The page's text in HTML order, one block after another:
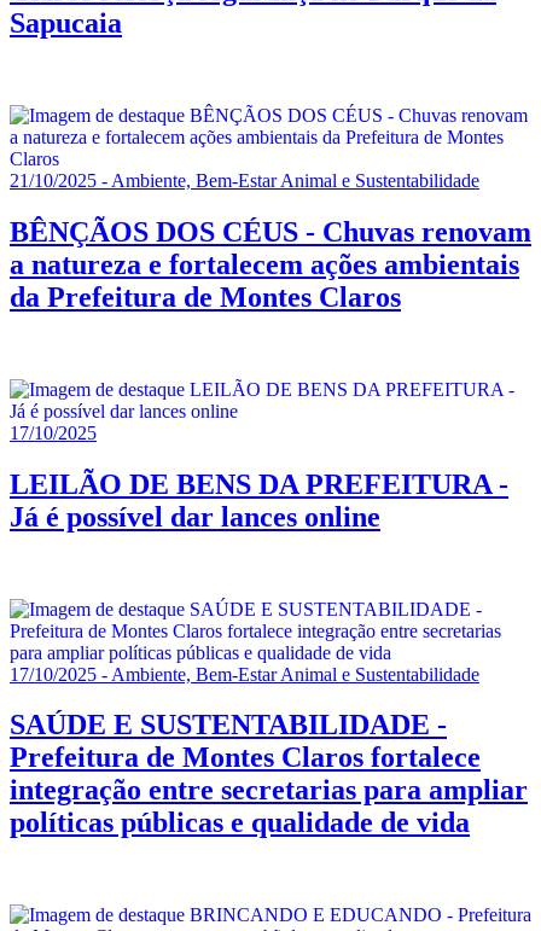
Sapucaia
21/10/2025 - Ambiente, Bem-Estar Animal e Sustentabilidade
BÊNÇÃOS DOS CÉUS - Chuvas renovam
a natureza e fortalecem ações ambientais
da Prefeitura de Montes Claros
17/10/2025
LEILÃO DE BENS DA PREFEITURA -
Já é possível dar lances online
17/10/2025 - Ambiente, Bem-Estar Animal e Sustentabilidade
SAÚDE E SUSTENTABILIDADE -
Prefeitura de Montes Claros fortalece
integração entre secretarias para ampliar
políticas públicas e qualidade de vida